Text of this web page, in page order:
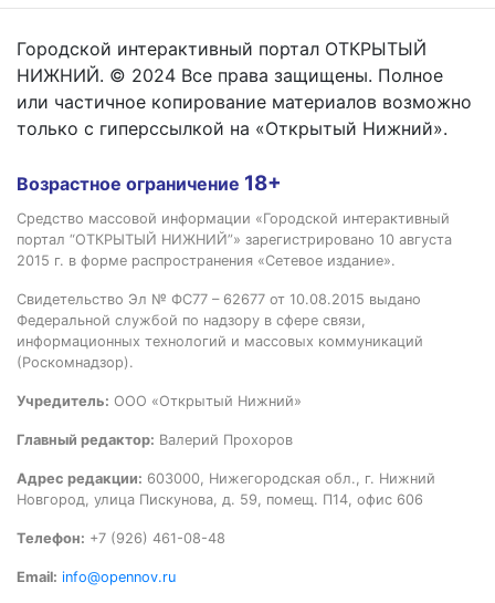
Городской интерактивный портал ОТКРЫТЫЙ
НИЖНИЙ. © 2024 Все права защищены. Полное
или частичное копирование материалов возможно
только с гиперссылкой на «Открытый Нижний».
Возрастное ограничение 18+
Средство массовой информации «Городской интерактивный
портал “ОТКРЫТЫЙ НИЖНИЙ”» зарегистрировано 10 августа
2015 г. в форме распространения «Сетевое издание».
Свидетельство Эл № ФС77 – 62677 от 10.08.2015 выдано
Федеральной службой по надзору в сфере связи,
информационных технологий и массовых коммуникаций
(Роскомнадзор).
Учредитель: ООО «Открытый Нижний»
Главный редактор: Валерий Прохоров
Адрес редакции: 603000, Нижегородская обл., г. Нижний
Новгород, улица Пискунова, д. 59, помещ. П14, офис 606
Телефон: +7 (926) 461-08-48
Email: info@opennov.ru